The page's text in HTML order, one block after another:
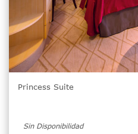
Princess Suite
Sin Disponibilidad